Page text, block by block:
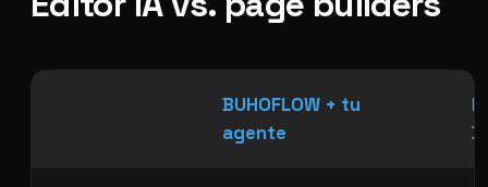
BUHOFLOW + tu
agente